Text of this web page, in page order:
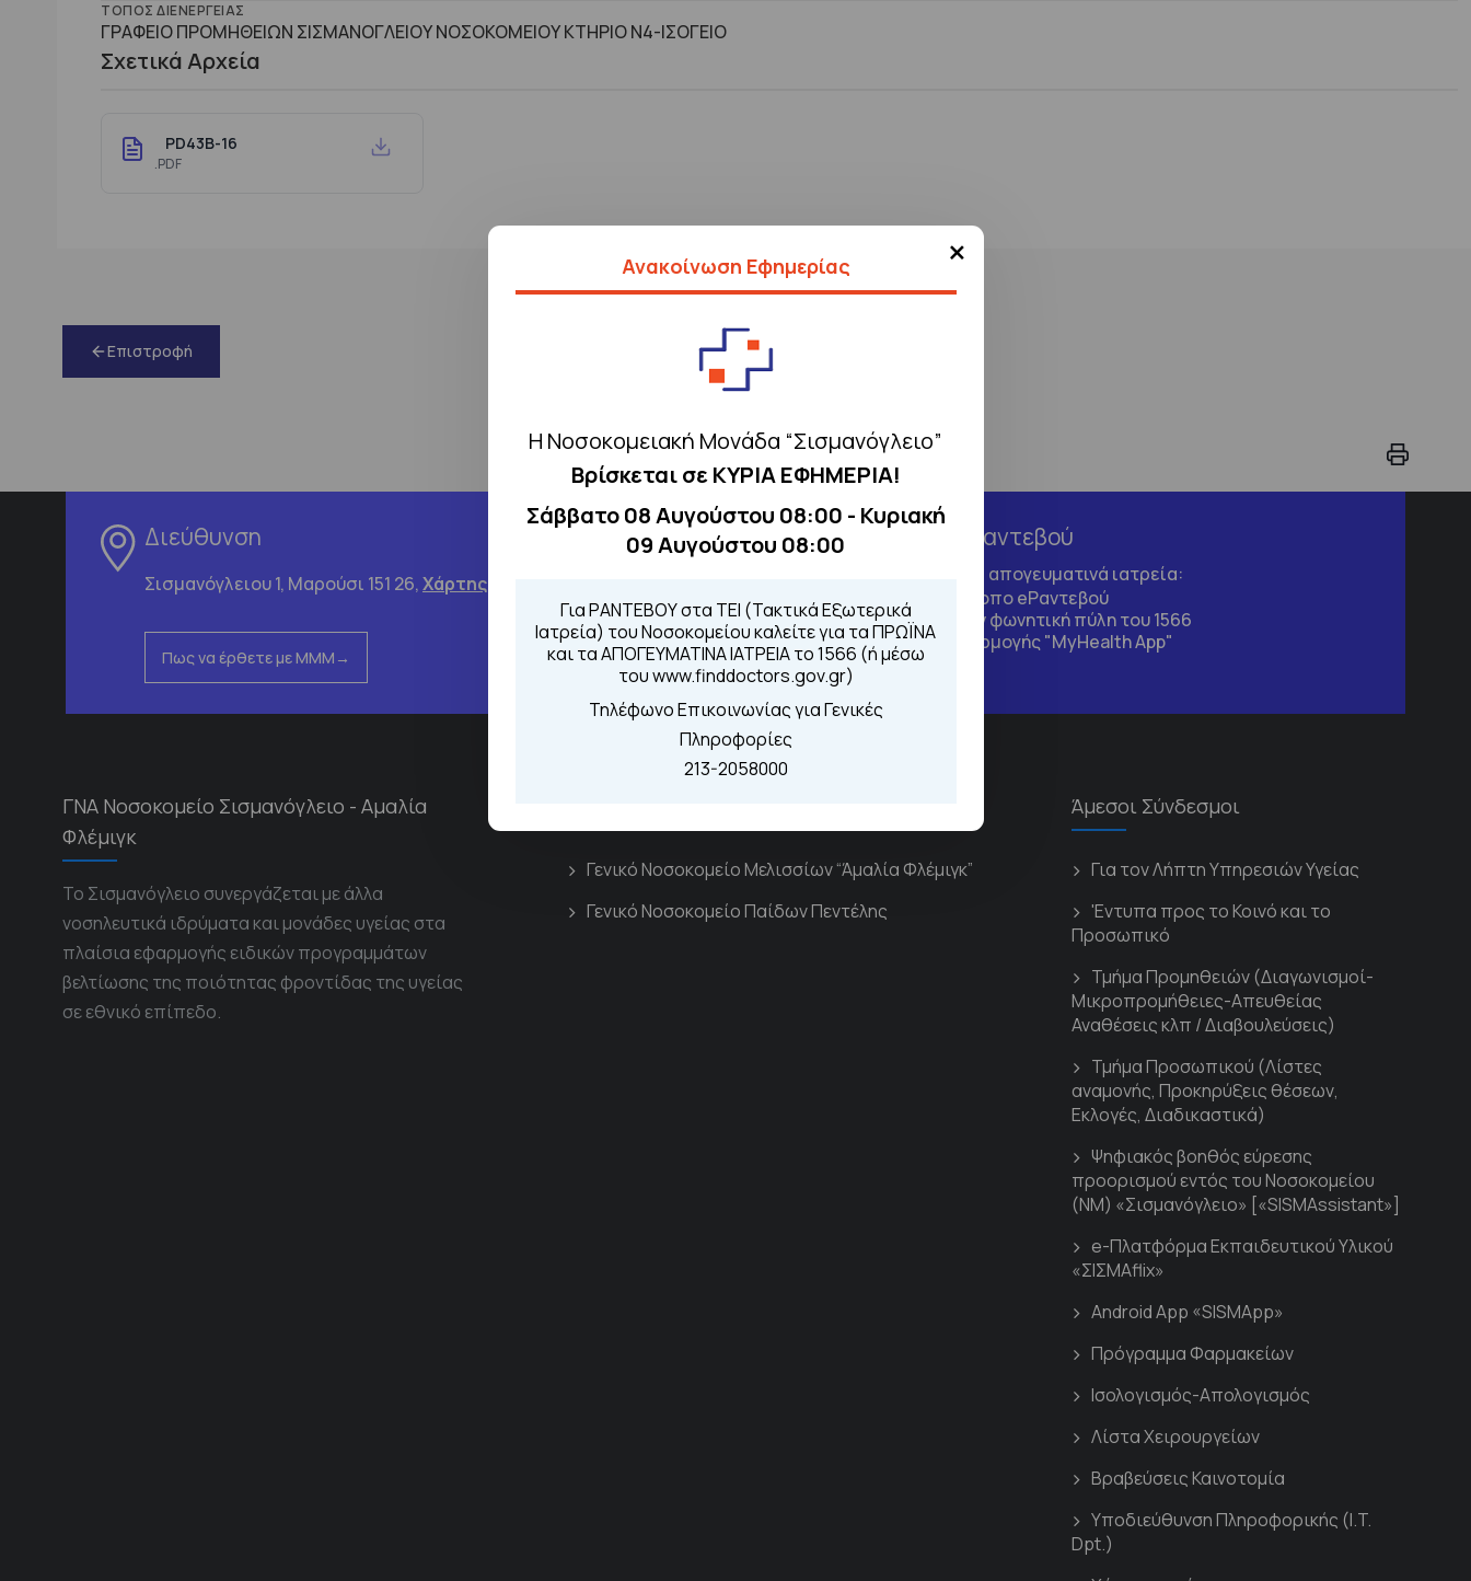
×
Ανακοίνωση Εφημερίας
Η Νοσοκομειακή Μονάδα “Σισμανόγλειο”
Βρίσκεται σε ΚΥΡΙΑ ΕΦΗΜΕΡΙΑ!
Σάββατο 08 Αυγούστου 08:00 - Κυριακή
09 Αυγούστου 08:00
Για ΡΑΝΤΕΒΟΥ στα ΤΕΙ (Τακτικά Εξωτερικά
Ιατρεία) του Νοσοκομείου καλείτε για τα ΠΡΩΪΝΑ
και τα ΑΠΟΓΕΥΜΑΤΙΝΑ ΙΑΤΡΕΙΑ το 1566 (ή μέσω
του www.finddoctors.gov.gr)
Τηλέφωνο Επικοινωνίας για Γενικές
Πληροφορίες
213-2058000
ΤΌΠΟΣ ΔΙΕΝΈΡΓΕΙΑΣ
ΓΡΑΦΕΙΟ ΠΡΟΜΗΘΕΙΩΝ ΣΙΣΜΑΝΟΓΛΕΙΟΥ ΝΟΣΟΚΟΜΕΙΟΥ ΚΤHΡΙΟ Ν4-ΙΣΟΓΕΙΟ
Σχετικά Αρχεία
PD43B-16
.PDF
Επιστροφή
Διεύθυνση
Σισμανόγλειου 1, Μαρούσι 151 26,Χάρτης Περιοχής
Πως να έρθετε με ΜΜΜ
Τηλέφωνα για Ραντεβού
Για τα πρωινά και τα απογευματινά ιατρεία:
Από τον ιστότοποeΡαντεβού
Καλώντας στην φωνητική πύλη του 1566
Μέσω της εφαρμογής "MyHealth App"
ΓΝΑ Νοσοκομείο Σισμανόγλειο - Αμαλία
Φλέμιγκ
Το Σισμανόγλειο συνεργάζεται με άλλα
νοσηλευτικά ιδρύματα και μονάδες υγείας στα
πλαίσια εφαρμογής ειδικών προγραμμάτων
βελτίωσης της ποιότητας φροντίδας της υγείας
σε εθνικό επίπεδο.
Γενικό Νοσοκομείο Μελισσίων “Άμαλία Φλέμιγκ”
Γενικό Νοσοκομείο Παίδων Πεντέλης
Άμεσοι Σύνδεσμοι
Για τον Λήπτη Υπηρεσιών Υγείας
'Εντυπα προς το Κοινό και το
Προσωπικό
Τμήμα Προμηθειών (Διαγωνισμοί-
Μικροπρομήθειες-Απευθείας
Αναθέσεις κλπ / Διαβουλεύσεις)
Τμήμα Προσωπικού (Λίστες
αναμονής, Προκηρύξεις θέσεων,
Εκλογές, Διαδικαστικά)
Ψηφιακός βοηθός εύρεσης
προορισμού εντός του Νοσοκομείου
(ΝΜ) «Σισμανόγλειο» [«SISMAssistant»]
e-Πλατφόρμα Εκπαιδευτικού Υλικού
«ΣΙΣΜΑflix»
Android App «SISMApp»
Πρόγραμμα Φαρμακείων
Ισολογισμός-Απολογισμός
Λίστα Χειρουργείων
Βραβεύσεις Καινοτομία
Υποδιεύθυνση Πληροφορικής (I.T.
Dpt.)